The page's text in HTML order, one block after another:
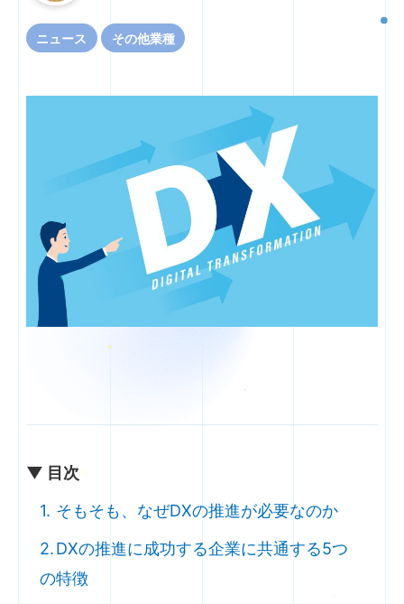
ニュース その他業種
▼ 目次
そもそも、なぜDXの推進が必要なのか
DXの推進に成功する企業に共通する5つ
の特徴